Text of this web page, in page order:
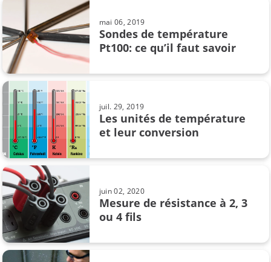
Sondes résistives
Sécurité intrinsèque
Thermocouple
Transmitter
Zone ATEX
excellence opérationnelle
la mesure
métrologie
pression
pression conversion
mai 06, 2019
Sondes de température
Pt100: ce qu’il faut savoir
juil. 29, 2019
Les unités de température
et leur conversion
juin 02, 2020
Mesure de résistance à 2, 3
ou 4 fils